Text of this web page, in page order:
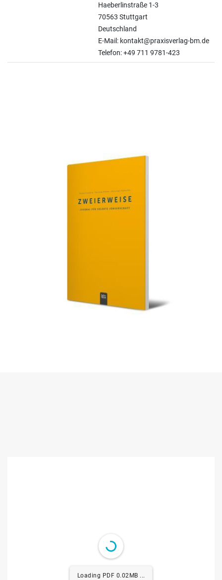
Haeberlinstraße 1-3
70563 Stuttgart
Deutschland
E-Mail: kontakt@praxisverlag-bm.de
Telefon: +49 711 9781-423
Loading PDF 0.35MB ...